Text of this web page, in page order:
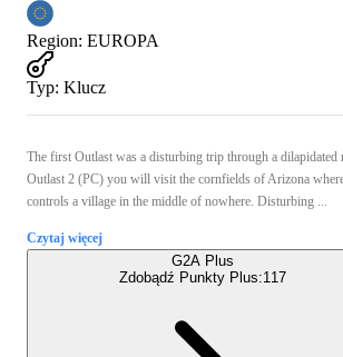
Region: EUROPA
Typ: Klucz
The first Outlast was a disturbing trip through a
Outlast 2 (PC) you will visit the cornfields of Arizona
controls a village in the middle of nowhere. Disturbing ...
Czytaj więcej
G2A Plus
Zdobądź Punkty Plus:117